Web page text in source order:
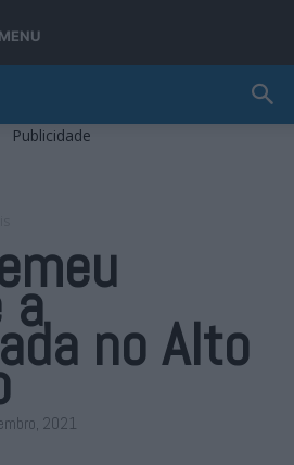
MENU
Publicidade
a
no Alto
2021